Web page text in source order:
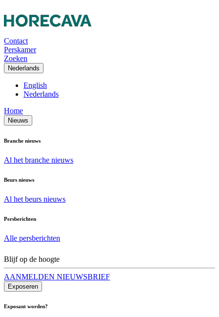
Contact
Perskamer
Zoeken
Nederlands
English
Nederlands
Home
Nieuws
Branche nieuws
Al het branche nieuws
Beurs nieuws
Al het beurs nieuws
Persberichten
Alle persberichten
Blijf op de hoogte
AANMELDEN NIEUWSBRIEF
Exposeren
Exposant worden?